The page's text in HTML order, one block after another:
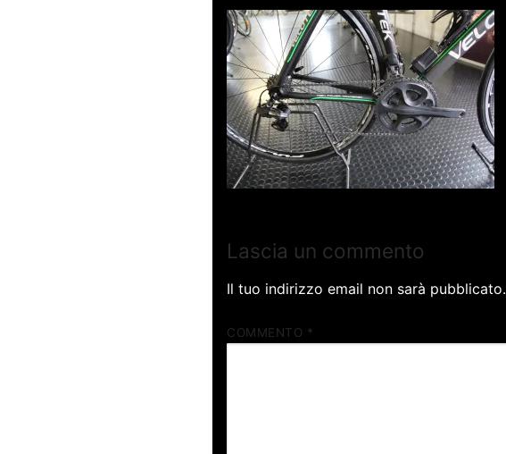
Lascia un commento
Il tuo indirizzo email non sarà pubblicato.
COMMENTO *